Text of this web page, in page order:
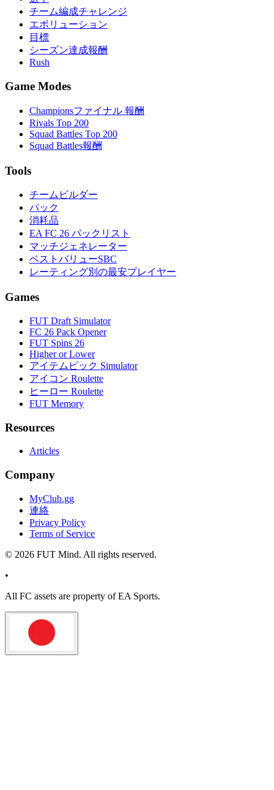
チーム編成チャレンジ
エボリューション
目標
シーズン達成報酬
Rush
Game Modes
Championsファイナル 報酬
Rivals Top 200
Squad Battles Top 200
Squad Battles報酬
Tools
チームビルダー
パック
消耗品
EA FC 26 パックリスト
マッチジェネレーター
ベストバリューSBC
レーティング別の最安プレイヤー
Games
FUT Draft Simulator
FC 26 Pack Opener
FUT Spins 26
Higher or Lower
アイテムピック Simulator
アイコン Roulette
ヒーロー Roulette
FUT Memory
Resources
Articles
Company
MyClub.gg
連絡
Privacy Policy
Terms of Service
© 2026 FUT Mind. All rights reserved.
•
All FC assets are property of EA Sports.